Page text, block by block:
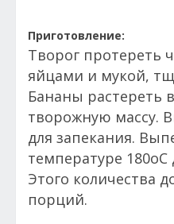
Приготовление:
Творог протереть
яйцами и мукой,
Бананы растереть
творожную массу.
для запекания.
температуре
Этого количества
порций.